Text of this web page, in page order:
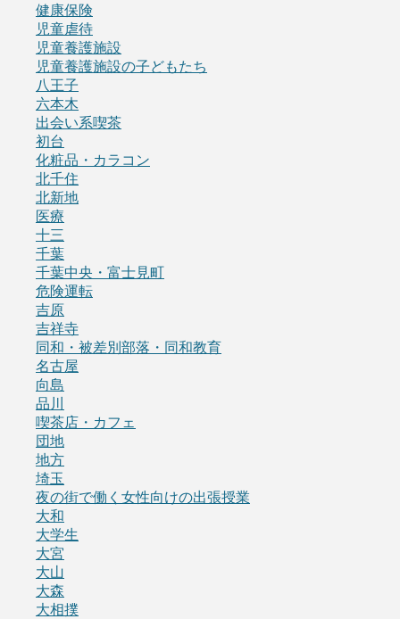
健康保険
児童虐待
児童養護施設
児童養護施設の子どもたち
八王子
六本木
出会い系喫茶
初台
化粧品・カラコン
北千住
北新地
医療
十三
千葉
千葉中央・富士見町
危険運転
吉原
吉祥寺
同和・被差別部落・同和教育
名古屋
向島
品川
喫茶店・カフェ
団地
地方
埼玉
夜の街で働く女性向けの出張授業
大和
大学生
大宮
大山
大森
大相撲